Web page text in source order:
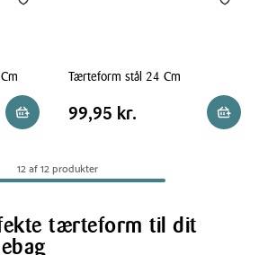
Reservér i butik
Tærteform stål 24 Cm
Tærteform
stål
Cm
Pris
tabel
Pris 99,95 kr.
99,95 kr.
12 af 12 produkter
tærteform til dit